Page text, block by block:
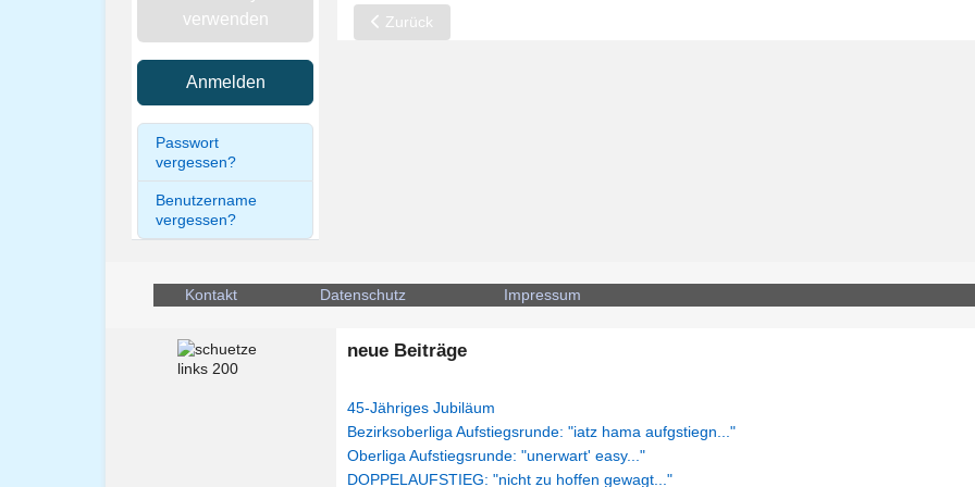
verwenden
Anmelden
Passwort
vergessen?
Benutzername
vergessen?
Vorheriger Beitrag: Bezirksmeisterschaft U23: "guade Moral..."
Zurück
Kontakt Datenschutz Impressum
neue Beiträge
45-Jähriges Jubiläum
Bezirksoberliga Aufstiegsrunde: "iatz hama aufgstiegn..."
Oberliga Aufstiegsrunde: "unerwart' easy..."
DOPPELAUFSTIEG: "nicht zu hoffen gewagt..."